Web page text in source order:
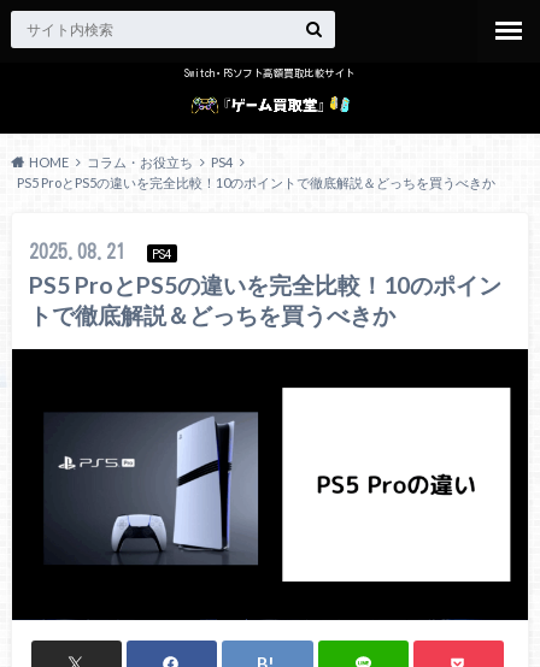
Switch・PSソフト高額買取比較サイト
HOME コラム・お役立ち
PS4
PS5 ProとPS5の違いを完全比較！10のポイントで徹底解説＆どっちを買うべきか
2025.08.21 PS4
PS5 ProとPS5の違いを完全比較！10のポイン
トで徹底解説＆どっちを買うべきか